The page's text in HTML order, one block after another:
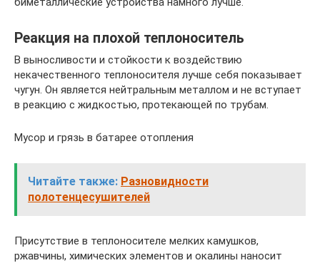
Реакция на плохой теплоноситель
В выносливости и стойкости к воздействию
некачественного теплоносителя лучше себя показывает
чугун. Он является нейтральным металлом и не вступает
в реакцию с жидкостью, протекающей по трубам.
Мусор и грязь в батарее отопления
Читайте также: Разновидности
полотенцесушителей
Присутствие в теплоносителе мелких камушков,
ржавчины, химических элементов и окалины наносит